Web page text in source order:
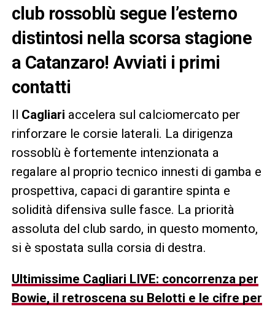
club rossoblù segue l’esterno
distintosi nella scorsa stagione
a Catanzaro! Avviati i primi
contatti
Il Cagliari accelera sul calciomercato per
rinforzare le corsie laterali. La dirigenza
rossoblù è fortemente intenzionata a
regalare al proprio tecnico innesti di gamba e
prospettiva, capaci di garantire spinta e
solidità difensiva sulle fasce. La priorità
assoluta del club sardo, in questo momento,
si è spostata sulla corsia di destra.
Ultimissime Cagliari LIVE: concorrenza per
Bowie, il retroscena su Belotti e le cifre per